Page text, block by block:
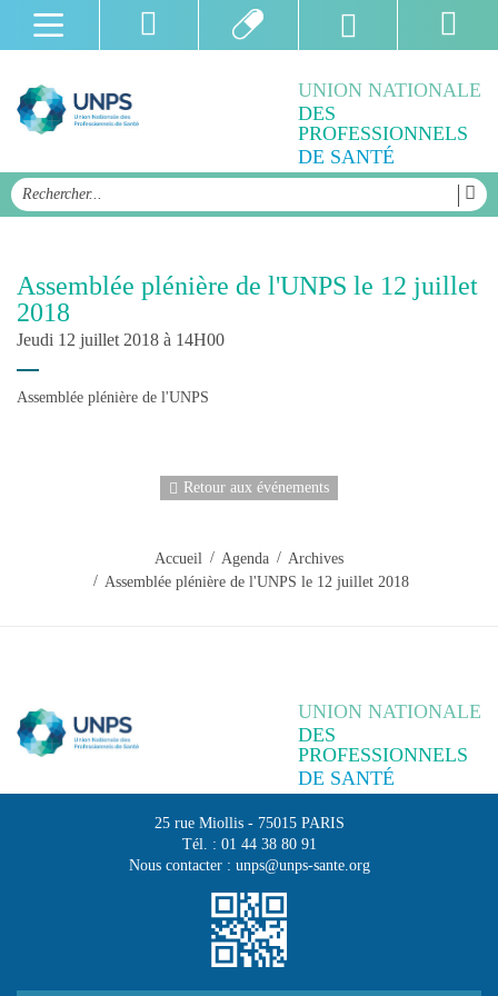
UNION NATIONALE
DES
PROFESSIONNELS
DE SANTÉ
Assemblée plénière de l'UNPS le 12 juillet
2018
Jeudi 12 juillet 2018 à 14H00
Assemblée plénière de l'UNPS
Retour aux événements
Accueil Agenda
Archives
Assemblée plénière de l'UNPS le 12 juillet 2018
UNION NATIONALE
DES
PROFESSIONNELS
DE SANTÉ
25 rue Miollis- 75015 PARIS
Tél. : 01 44 38 80 91
Nous contacter : unps@unps-sante.org